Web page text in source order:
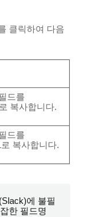
클릭하여 다음
드를
로 복사합니다.
드를
로 복사합니다.
에 불필
한 필드명